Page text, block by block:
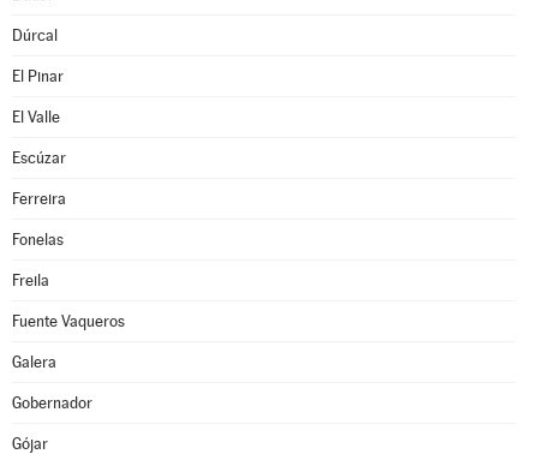
Dúrcal
El Pinar
El Valle
Escúzar
Ferreira
Fonelas
Freila
Fuente Vaqueros
Galera
Gobernador
Gójar